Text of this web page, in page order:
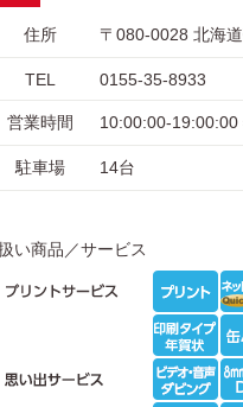
住所 〒080-0028 北海
TEL 0155-35-8933
営業時間 10:00:00-19:00:00
駐車場 14台
い商品／サービス